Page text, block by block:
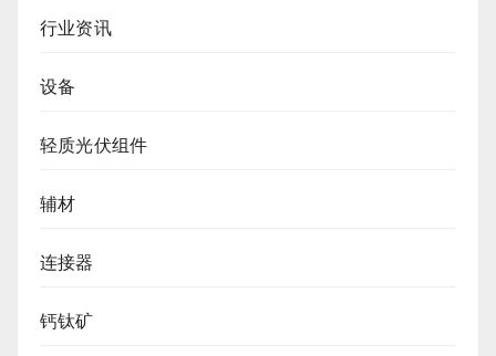
行业资讯
设备
轻质光伏组件
辅材
连接器
钙钛矿